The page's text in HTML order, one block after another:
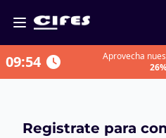
09:54 Aprovecha
Registrate para